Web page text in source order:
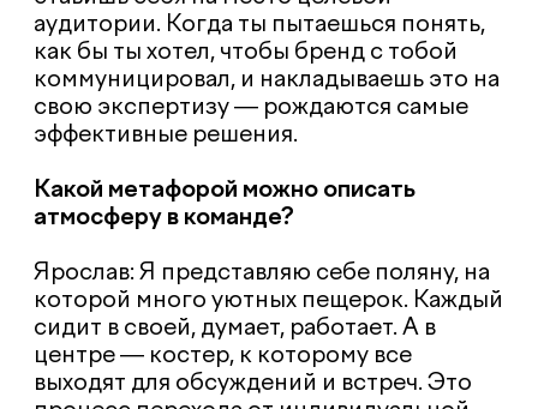
Расскажите о бренде, который
кардинально изменился благодаря
вашей работе.
максимальном погружении, чувствовать,
что мы партнеры и мы несем полною
ответственность за результат.